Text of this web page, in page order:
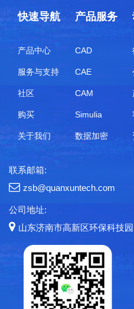
快速导航
产品中心
服务与支持
社区
购买
关于我们
产品服务
CAD
CAE
CAM
Simulia
数据加密
联系邮箱:
zsb@quanxuntech.com
公司地址:
山东济南市高新区环保科技